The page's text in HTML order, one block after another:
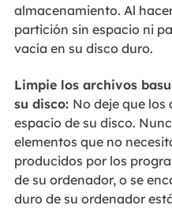
almacenamiento. Al
partición sin espacio ni
vacía en su disco duro.
Limpie los archivos
su disco: No deje que los
espacio de su disco.
elementos que no
producidos por los
de su ordenador, o se
duro de su ordenador